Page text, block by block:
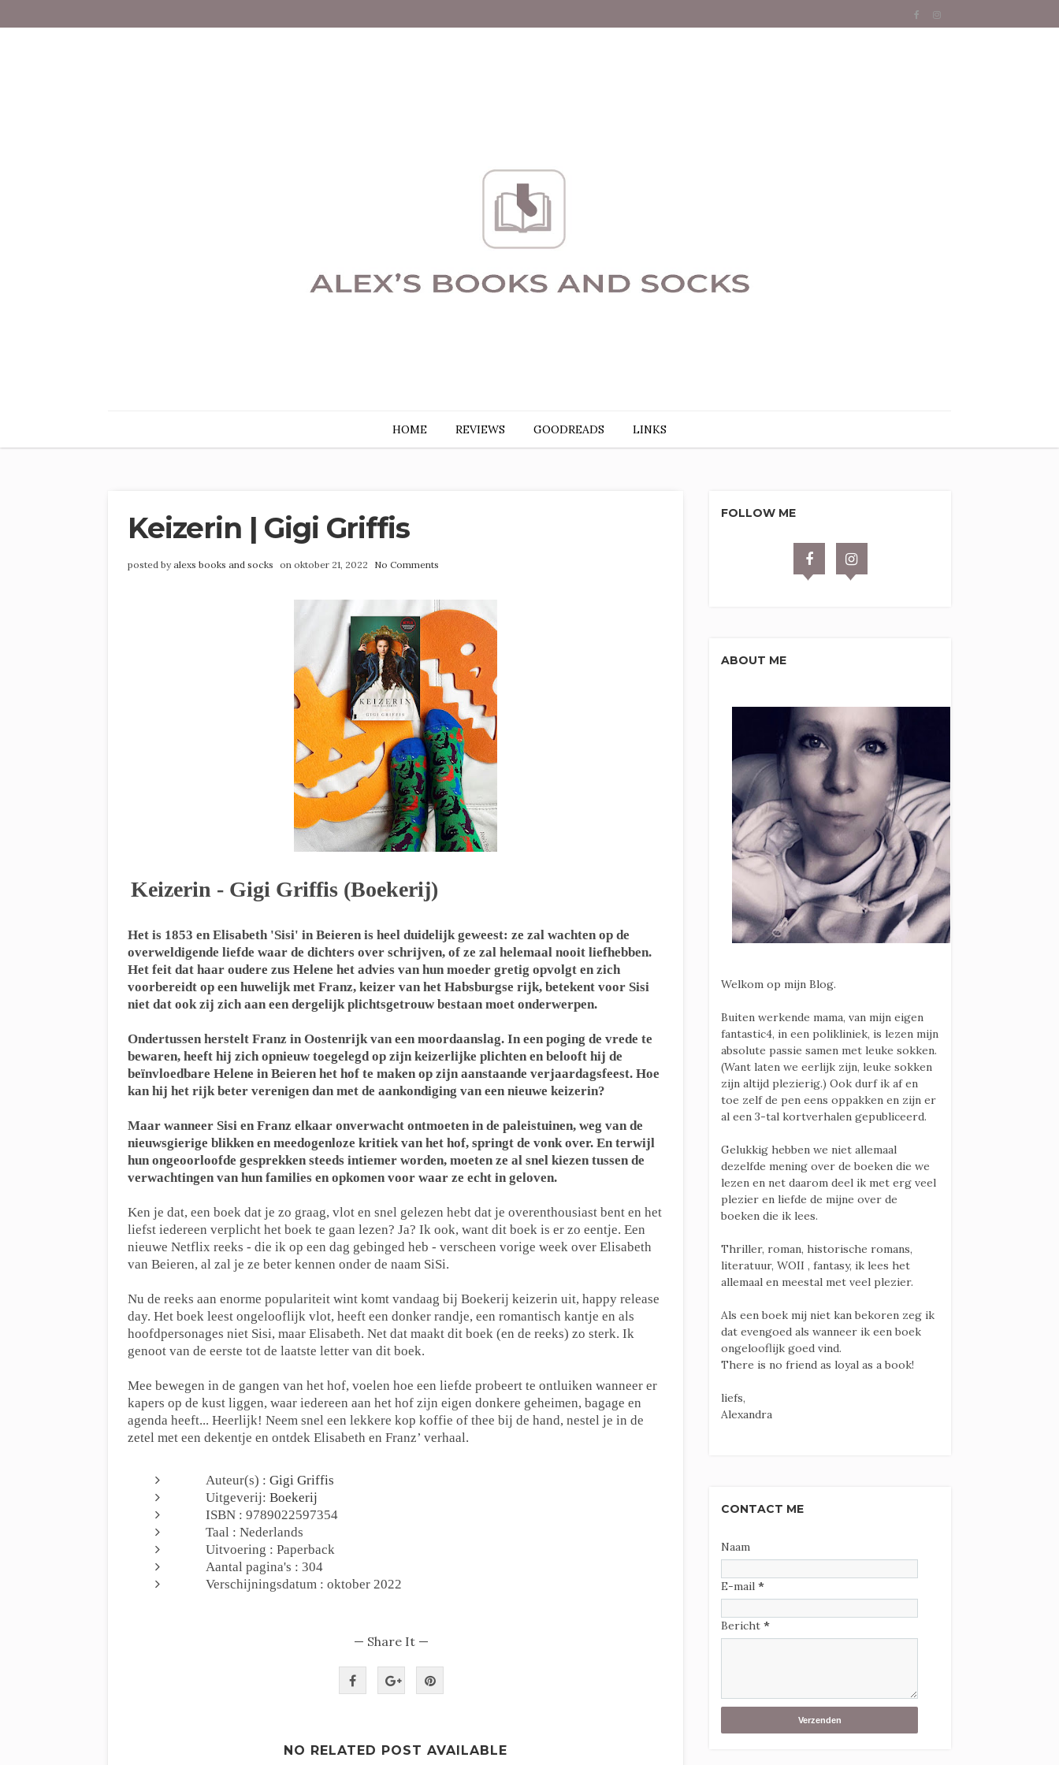
HOME REVIEWS GOODREADS LINKS
Keizerin | Gigi Griffis
posted byalexs books and socks on oktober 21, 2022 No Comments
Keizerin - Gigi Griffis (Boekerij)
Het is 1853 en Elisabeth 'Sisi' in Beieren is heel duidelijk geweest: ze zal wachten op de
overweldigende liefde waar de dichters over schrijven, of ze zal helemaal nooit liefhebben.
Het feit dat haar oudere zus Helene het advies van hun moeder gretig opvolgt en zich
voorbereidt op een huwelijk met Franz, keizer van het Habsburgse rijk, betekent voor Sisi
niet dat ook zij zich aan een dergelijk plichtsgetrouw bestaan moet onderwerpen.
Ondertussen herstelt Franz in Oostenrijk van een moordaanslag. In een poging de vrede te
bewaren, heeft hij zich opnieuw toegelegd op zijn keizerlijke plichten en belooft hij de
beïnvloedbare Helene in Beieren het hof te maken op zijn aanstaande verjaardagsfeest. Hoe
kan hij het rijk beter verenigen dan met de aankondiging van een nieuwe keizerin?
Maar wanneer Sisi en Franz elkaar onverwacht ontmoeten in de paleistuinen, weg van de
nieuwsgierige blikken en meedogenloze kritiek van het hof, springt de vonk over. En terwijl
hun ongeoorloofde gesprekken steeds intiemer worden, moeten ze al snel kiezen tussen de
verwachtingen van hun families en opkomen voor waar ze echt in geloven.
Ken je dat, een boek dat je zo graag, vlot en snel gelezen hebt dat je overenthousiast bent en het
liefst iedereen verplicht het boek te gaan lezen? Ja? Ik ook, want dit boek is er zo eentje. Een
nieuwe Netflix reeks - die ik op een dag gebinged heb - verscheen vorige week over Elisabeth
van Beieren, al zal je ze beter kennen onder de naam SiSi.
Nu de reeks aan enorme populariteit wint komt vandaag bij Boekerij keizerin uit, happy release
day. Het boek leest ongelooflijk vlot, heeft een donker randje, een romantisch kantje en als
hoofdpersonages niet Sisi, maar Elisabeth. Net dat maakt dit boek (en de reeks) zo sterk. Ik
genoot van de eerste tot de laatste letter van dit boek.
Mee bewegen in de gangen van het hof, voelen hoe een liefde probeert te ontluiken wanneer er
kapers op de kust liggen, waar iedereen aan het hof zijn eigen donkere geheimen, bagage en
agenda heeft... Heerlijk! Neem snel een lekkere kop koffie of thee bij de hand, nestel je in de
zetel met een dekentje en ontdek Elisabeth en Franz’ verhaal.
Auteur(s) : Gigi Griffis
Uitgeverij: Boekerij
ISBN : 9789022597354
Taal : Nederlands
Uitvoering : Paperback
Aantal pagina's : 304
Verschijningsdatum : oktober 2022
— Share It —
NO RELATED POST AVAILABLE
FOLLOW ME
ABOUT ME
Welkom op mijn Blog.
Buiten werkende mama, van mijn eigen
fantastic4, in een polikliniek, is lezen mijn
absolute passie samen met leuke sokken.
(Want laten we eerlijk zijn, leuke sokken
zijn altijd plezierig.) Ook durf ik af en
toe zelf de pen eens oppakken en zijn er
al een 3-tal kortverhalen gepubliceerd.
Gelukkig hebben we niet allemaal
dezelfde mening over de boeken die we
lezen en net daarom deel ik met erg veel
plezier en liefde de mijne over de
boeken die ik lees.
Thriller, roman, historische romans,
literatuur, WOII , fantasy, ik lees het
allemaal en meestal met veel plezier.
Als een boek mij niet kan bekoren zeg ik
dat evengoed als wanneer ik een boek
ongelooflijk goed vind.
There is no friend as loyal as a book!
liefs,
Alexandra
CONTACT ME
Naam
E-mail*
Bericht*